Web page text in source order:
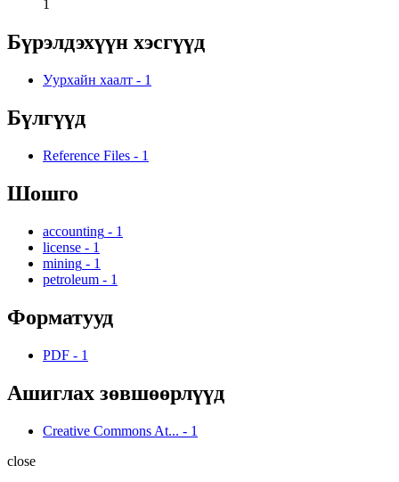
1
Бүрэлдэхүүн хэсгүүд
Уурхайн хаалт - 1
Бүлгүүд
Reference Files - 1
Шошго
accounting - 1
license - 1
mining - 1
petroleum - 1
Форматууд
PDF - 1
Ашиглах зөвшөөрлүүд
Creative Commons At... - 1
close